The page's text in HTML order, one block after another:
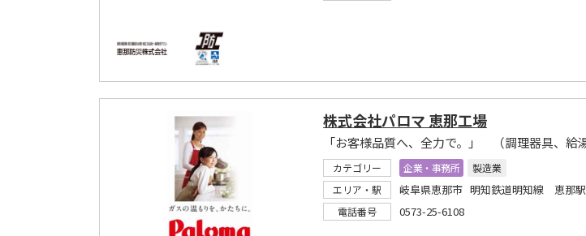
株式会社パロマ 恵那工場
カテゴリー 企業・事務所
製造業
エリア・駅
岐阜県恵那市 明知鉄道明知線 恵那駅
電話番号 0573-25-6108